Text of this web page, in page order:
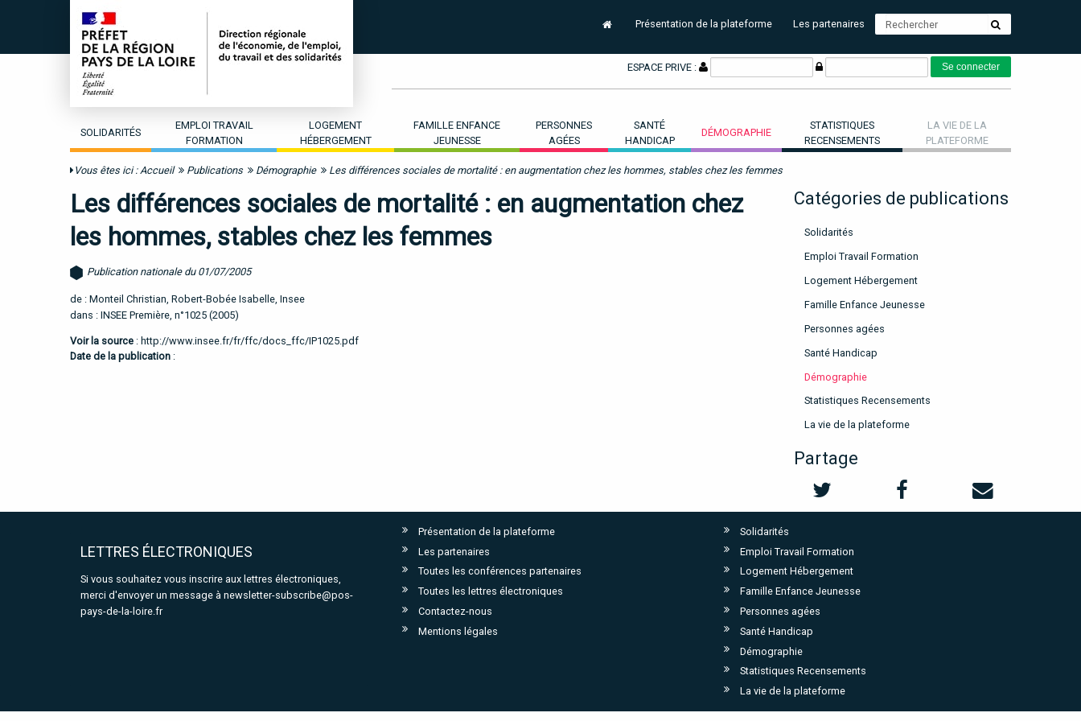
Présentation de la plateforme Les partenaires
ESPACE PRIVE :
SOLIDARITÉS
EMPLOI TRAVAIL
FORMATION
LOGEMENT
HÉBERGEMENT
FAMILLE ENFANCE
JEUNESSE
PERSONNES
AGÉES
SANTÉ
HANDICAP
DÉMOGRAPHIE
STATISTIQUES
RECENSEMENTS
LA VIE DE LA
PLATEFORME
Vous êtes ici : Accueil Publications Démographie Les différences sociales de mortalité : en augmentation chez les hommes, stables chez les femmes
Les différences sociales de mortalité : en augmentation chez
les hommes, stables chez les femmes
Publication nationale du 01/07/2005
de : Monteil Christian, Robert-Bobée Isabelle, Insee
dans : INSEE Première, n°1025 (2005)
Voir la source : http://www.insee.fr/fr/ffc/docs_ffc/IP1025.pdf
Date de la publication :
Catégories de publications
Solidarités
Emploi Travail Formation
Logement Hébergement
Famille Enfance Jeunesse
Personnes agées
Santé Handicap
Démographie
Statistiques Recensements
La vie de la plateforme
Partage
LETTRES ÉLECTRONIQUES
Si vous souhaitez vous inscrire aux lettres électroniques,
merci d'envoyer un message à newsletter-subscribe@pos-
pays-de-la-loire.fr
Présentation de la plateforme
Les partenaires
Toutes les conférences partenaires
Toutes les lettres électroniques
Contactez-nous
Mentions légales
Solidarités
Emploi Travail Formation
Logement Hébergement
Famille Enfance Jeunesse
Personnes agées
Santé Handicap
Démographie
Statistiques Recensements
La vie de la plateforme